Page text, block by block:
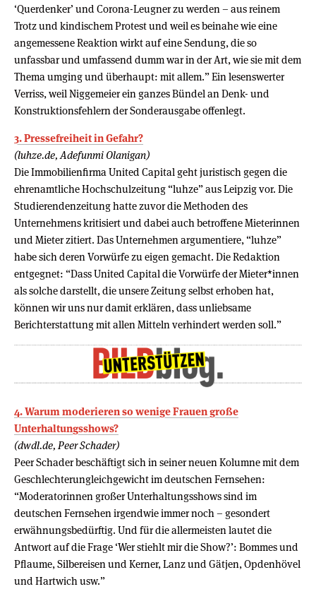
‘Querdenker’ und Corona-Leugner zu werden – aus reinem
Trotz und kindischem Protest und weil es beinahe wie eine
angemessene Reaktion wirkt auf eine Sendung, die so
unfassbar und umfassend dumm war in der Art, wie sie mit dem
Thema umging und überhaupt: mit allem.” Ein lesenswerter
Verriss, weil Niggemeier ein ganzes Bündel an Denk- und
Konstruktionsfehlern der Sonderausgabe offenlegt.
3. Pressefreiheit in Gefahr?
(luhze.de, Adefunmi Olanigan)
Die Immobilienfirma United Capital geht juristisch gegen die
ehrenamtliche Hochschulzeitung “luhze” aus Leipzig vor. Die
Studierendenzeitung hatte zuvor die Methoden des
Unternehmens kritisiert und dabei auch betroffene Mieterinnen
und Mieter zitiert. Das Unternehmen argumentiere, “luhze”
habe sich deren Vorwürfe zu eigen gemacht. Die Redaktion
entgegnet: “Dass United Capital die Vorwürfe der Mieter*innen
als solche darstellt, die unsere Zeitung selbst erhoben hat,
können wir uns nur damit erklären, dass unliebsame
Berichterstattung mit allen Mitteln verhindert werden soll.”
4. Warum moderieren so wenige Frauen große
Unterhaltungsshows?
(dwdl.de, Peer Schader)
Peer Schader beschäftigt sich in seiner neuen Kolumne mit dem
Geschlechterungleichgewicht im deutschen Fernsehen:
“Moderatorinnen großer Unterhaltungsshows sind im
deutschen Fernsehen irgendwie immer noch – gesondert
erwähnungsbedürftig. Und für die allermeisten lautet die
Antwort auf die Frage ‘Wer stiehlt mir die Show?’: Bommes und
Pflaume, Silbereisen und Kerner, Lanz und Gätjen, Opdenhövel
und Hartwich usw.”